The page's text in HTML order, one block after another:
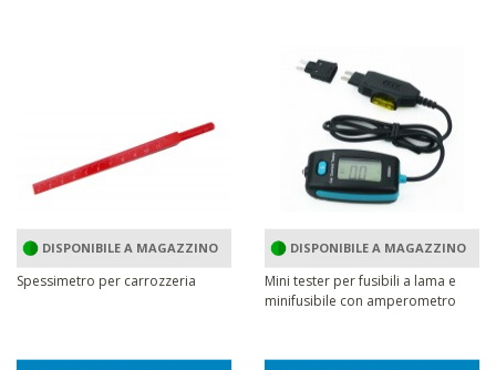
DISPONIBILE A MAGAZZINO
Spessimetro per carrozzeria
DISPONIBILE A MAGAZZINO
Mini tester per fusibili a lama e
minifusibile con amperometro